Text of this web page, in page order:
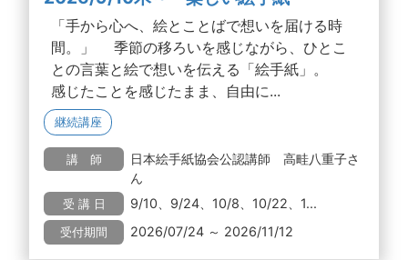
「手から心へ、絵とことばで想いを届ける時
間。」 季節の移ろいを感じながら、ひとこ
との言葉と絵で想いを伝える「絵手紙」。
感じたことを感じたまま、自由に...
継続講座
講 師
日本絵手紙協会公認講師 高畦八重子さ
ん
受 講 日 9/10、9/24、10/8、10/22、1...
受付期間 2026/07/24 ～ 2026/11/12